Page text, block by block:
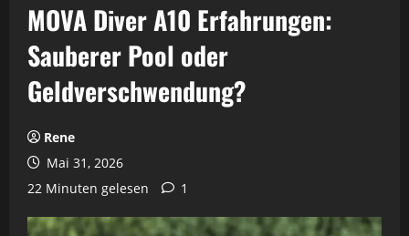
MOVA Diver A10 Erfahrungen:
Sauberer Pool oder
Geldverschwendung?
Rene
Mai 31, 2026
22 Minuten gelesen
1